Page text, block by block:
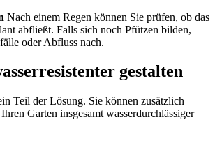
Nach einem Regen können Sie prüfen, ob das
abfließt. Falls sich noch Pfützen bilden,
oder Abfluss nach.
gestalten
Teil der Lösung. Sie können zusätzlich
Garten insgesamt wasserdurchlässiger